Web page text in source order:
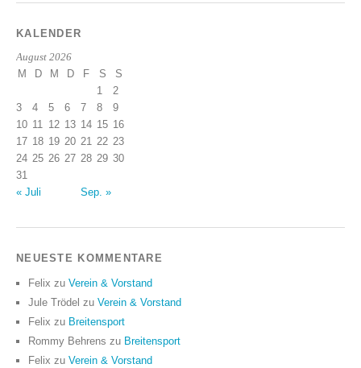
KALENDER
August 2026
M D M D F S
S
1
2
3
4 5 6 7 8
9
10 11 12 13 14 15 16
17 18 19 20 21 22 23
24 25 26 27 28 29 30
31
« Juli
Sep. »
NEUESTE KOMMENTARE
Felix zu Verein & Vorstand
Jule Trödel zu Verein & Vorstand
Felix zu Breitensport
Rommy Behrens zu Breitensport
Felix zu Verein & Vorstand